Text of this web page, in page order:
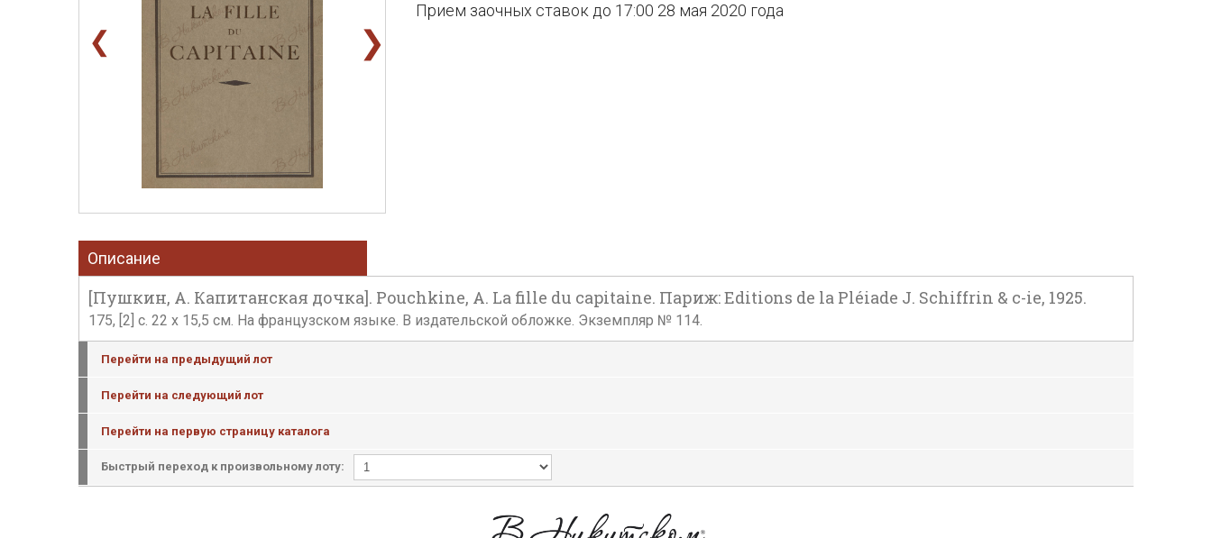
❮ ❯
Прием заочных ставок до 17:00 28 мая 2020 года
Описание
[Пушкин, А. Капитанская дочка]. Pouchkine, А. La fille du capitaine. Париж: Editions de la Pléiade J. Schiffrin & c-ie, 1925.
175, [2] с. 22 x 15,5 см. На французском языке. В издательской обложке. Экземпляр № 114.
Перейти на предыдущий лот
Перейти на следующий лот
Перейти на первую страницу каталога
Быстрый переход к произвольному лоту: